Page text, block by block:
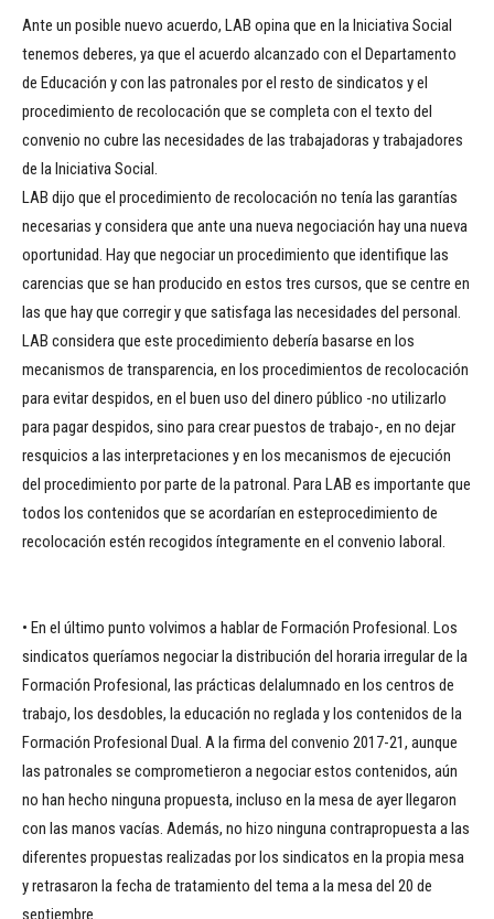
Ante un posible nuevo acuerdo, LAB opina que en la Iniciativa Social
tenemos deberes, ya que el acuerdo alcanzado con el Departamento
de Educación y con las patronales por el resto de sindicatos y el
procedimiento de recolocación que se completa con el texto del
convenio no cubre las necesidades de las trabajadoras y trabajadores
de la Iniciativa Social.
LAB dijo que el procedimiento de recolocación no tenía las garantías
necesarias y considera que ante una nueva negociación hay una nueva
oportunidad. Hay que negociar un procedimiento que identifique las
carencias que se han producido en estos tres cursos, que se centre en
las que hay que corregir y que satisfaga las necesidades del personal.
LAB considera que este procedimiento debería basarse en los
mecanismos de transparencia, en los procedimientos de recolocación
para evitar despidos, en el buen uso del dinero público -no utilizarlo
para pagar despidos, sino para crear puestos de trabajo-, en no dejar
resquicios a las interpretaciones y en los mecanismos de ejecución
del procedimiento por parte de la patronal. Para LAB es importante que
todos los contenidos que se acordarían en esteprocedimiento de
recolocación estén recogidos íntegramente en el convenio laboral.
• En el último punto volvimos a hablar de Formación Profesional. Los
sindicatos queríamos negociar la distribución del horaria irregular de la
Formación Profesional, las prácticas delalumnado en los centros de
trabajo, los desdobles, la educación no reglada y los contenidos de la
Formación Profesional Dual. A la firma del convenio 2017-21, aunque
las patronales se comprometieron a negociar estos contenidos, aún
no han hecho ninguna propuesta, incluso en la mesa de ayer llegaron
con las manos vacías. Además, no hizo ninguna contrapropuesta a las
diferentes propuestas realizadas por los sindicatos en la propia mesa
y retrasaron la fecha de tratamiento del tema a la mesa del 20 de
septiembre.